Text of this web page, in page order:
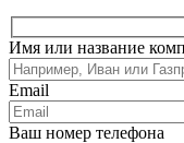
Имя или название
Email
Ваш номер телефона